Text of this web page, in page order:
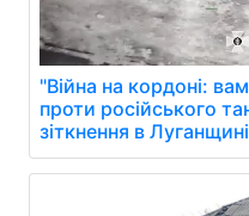
"Війна на кордоні:
проти російського
зіткнення в